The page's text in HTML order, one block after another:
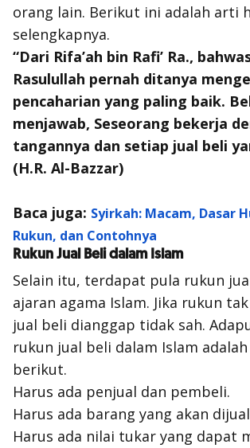
orang lain. Berikut ini adalah arti
selengkapnya.
“Dari Rifa’ah bin Rafi’ Ra.,
Rasulullah pernah ditanya
pencaharian yang paling baik.
menjawab, Seseorang bekerja
tangannya dan setiap jual beli
(H.R. Al-Bazzar)
Baca juga: Syirkah: Macam, Dasar
Rukun, dan Contohnya
Rukun Jual Beli dalam Islam
Selain itu, terdapat pula rukun
ajaran agama Islam. Jika rukun
jual beli dianggap tidak sah.
rukun jual beli dalam Islam
berikut.
Harus ada penjual dan pembeli.
Harus ada barang yang akan
Harus ada nilai tukar yang dapat